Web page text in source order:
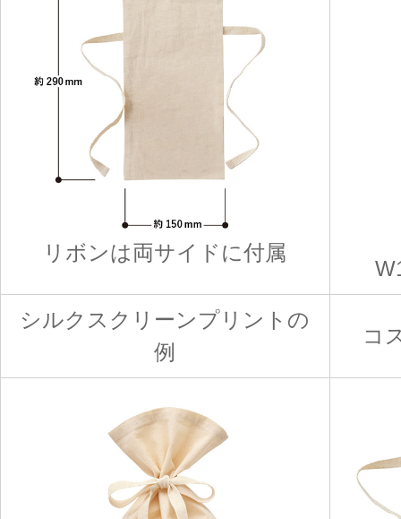
リボンは両サイドに付属
シルクスクリーンプリントの
例
コ